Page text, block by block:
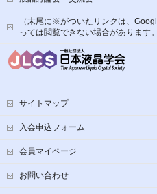
（末尾に※がついたリンクは、
っては閲覧できない場合があります。
サイトマップ
入会申込フォーム
会員マイページ
お問い合わせ